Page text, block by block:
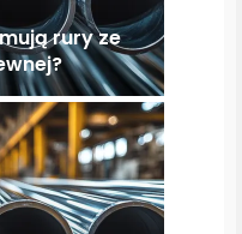
rury ze